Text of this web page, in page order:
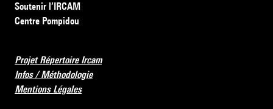
Soutenir l’IRCAM
Centre Pompidou
Projet Répertoire Ircam
Infos / Méthodologie
Mentions Légales